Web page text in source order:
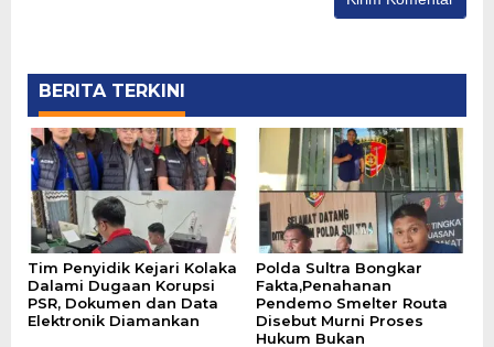
BERITA TERKINI
Tim Penyidik Kejari Kolaka
Dalami Dugaan Korupsi
PSR, Dokumen dan Data
Elektronik Diamankan
Polda Sultra Bongkar
Fakta,Penahanan
Pendemo Smelter Routa
Disebut Murni Proses
Hukum Bukan